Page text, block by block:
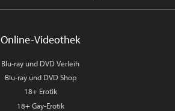
Online-Videothek
Blu-ray und DVD Verleih
Blu-ray und DVD Shop
18+ Erotik
18+ Gay-Erotik